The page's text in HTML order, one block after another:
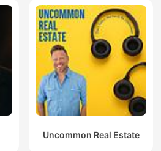
Uncommon Real Estate